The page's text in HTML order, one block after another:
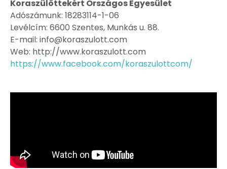
Koraszülöttekért Országos Egyesület
Adószámunk: 18283114-1-06
Levélcím: 6600 Szentes, Munkás u. 88.
E-mail: info@koraszulott.com
Web: http://www.koraszulott.com
https://www.facebook.com/koraszulottcom/